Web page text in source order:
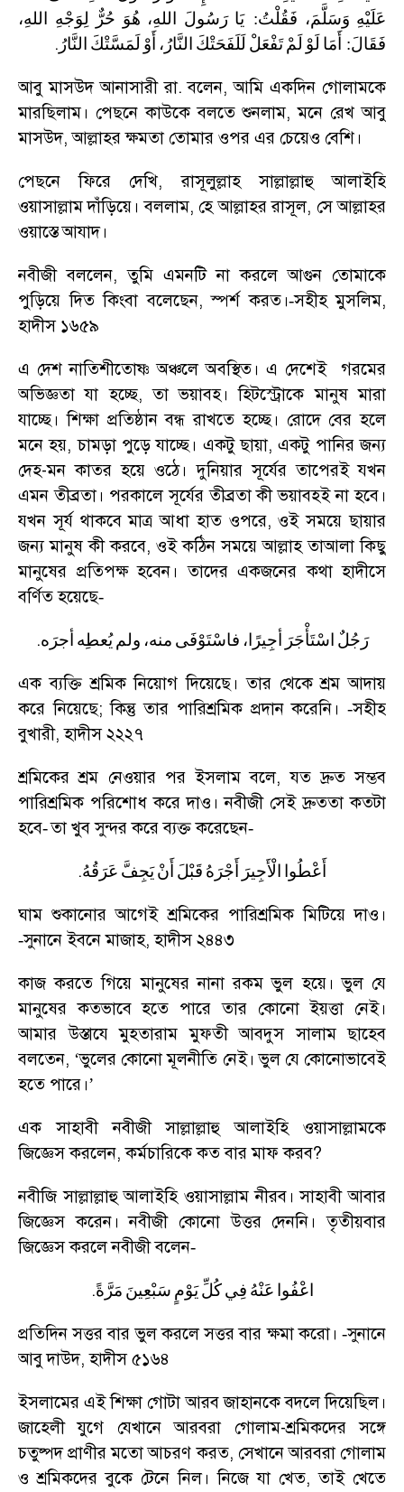
عَلَيْهِ وَسَلَّمَ، فَقُلْتُ:يَا رَسُولَ اللهِ، هُوَ حُرٌّ لِوَجْهِ
اللهِ،
فَقَالَ: أَمَا لَوْ لَمْ تَفْعَلْ لَلَفَحَتْكَ النَّارُ، أَوْ لَمَسَّتْكَ النَّارُ .
আবু মাসউদ আনাসারী রা. বলেন,আমি একদিন গোলামকে
মারছিলাম। পেছনে কাউকে বলতে শুনলাম,মনে রেখ আবু
মাসউদ,আল্লাহর ক্ষমতা তোমার ওপর এর চেয়েও বেশি।
পেছনে ফিরে দেখি,রাসূলুল্লাহ সাল্লাল্লাহু আলাইহি
ওয়াসাল্লাম দাঁড়িয়ে। বললাম, হে আল্লাহর রাসূল, সে আল্লাহর
ওয়াস্তে আযাদ।
নবীজী বললেন,তুমি এমনটি না করলে আগুন তোমাকে
পুড়িয়ে দিত কিংবা বলেছেন,স্পর্শ করত।-সহীহ মুসলিম,
হাদীস ১৬৫৯
এ দেশ নাতিশীতোষ্ণ অঞ্চলে অবস্থিত। এ দেশেই গরমের
অভিজ্ঞতা যা হচ্ছে,তা ভয়াবহ। হিটস্ট্রোকে মানুষ মারা
যাচ্ছে। শিক্ষা প্রতিষ্ঠান বন্ধ রাখতে হচ্ছে। রোদে বের হলে
মনে হয়,চামড়া পুড়ে যাচ্ছে। একটু ছায়া,একটু পানির জন্য
দেহ-মন কাতর হয়ে ওঠে। দুনিয়ার সূর্যের তাপেরই যখন
এমন তীব্রতা। পরকালে সূর্যের তীব্রতা কী ভয়াবহই না হবে।
যখন সূর্য থাকবে মাত্র আধা হাত ওপরে,ওই সময়ে ছায়ার
জন্য মানুষ কী করবে, ওই কঠিন সময়ে আল্লাহ তাআলা কিছু
মানুষের প্রতিপক্ষ হবেন। তাদের একজনের কথা হাদীসে
বর্ণিত হয়েছে-
رَجُلٌ اسْتَأْجَرَ أجِيرًا، فاسْتَوْفَى منه، ولم يُعطِه أجرَه.
এক ব্যক্তি শ্রমিক নিয়োগ দিয়েছে। তার থেকে শ্রম আদায়
করে নিয়েছে;কিন্তু তার পারিশ্রমিক প্রদান করেনি।-সহীহ
বুখারী,হাদীস ২২২৭
শ্রমিকের শ্রম নেওয়ার পর ইসলাম বলে,যত দ্রুত সম্ভব
পারিশ্রমিক পরিশোধ করে দাও। নবীজী সেই দ্রুততা কতটা
হবে-তা খুব সুন্দর করে ব্যক্ত করেছেন-
أَعْطُوا الْأَجِيرَ أَجْرَهُ قَبْلَ أَنْيَجِفَّ عَرَقُهُ.
ঘাম শুকানোর আগেই শ্রমিকের পারিশ্রমিক মিটিয়ে দাও।
-সুনানে ইবনে মাজাহ,হাদীস ২৪৪৩
কাজ করতে গিয়ে মানুষের নানা রকম ভুল হয়ে। ভুল যে
মানুষের কতভাবে হতে পারে তার কোনো ইয়ত্তা নেই।
আমার উস্তাযে মুহতারাম মুফতী আবদুস সালাম ছাহেব
বলতেন, ‘ভুলের কোনো মূলনীতি নেই। ভুল যে কোনোভাবেই
হতে পারে।’
এক সাহাবী নবীজী সাল্লাল্লাহু আলাইহি ওয়াসাল্লামকে
জিজ্ঞেস করলেন,কর্মচারিকে কত বার মাফ করব?
নবীজি সাল্লাল্লাহু আলাইহি ওয়াসাল্লাম নীরব। সাহাবী আবার
জিজ্ঞেস করেন। নবীজী কোনো উত্তর দেননি। তৃতীয়বার
জিজ্ঞেস করলে নবীজী বলেন-
اعْفُوا عَنْهُ فِي كُلِّ يَوْمٍ سَبْعِينَ مَرَّةً.
প্রতিদিন সত্তর বার ভুল করলে সত্তর বার ক্ষমা করো। -সুনানে
আবু দাউদ,হাদীস ৫১৬৪
ইসলামের এই শিক্ষা গোটা আরব জাহানকে বদলে দিয়েছিল।
জাহেলী যুগে যেখানে আরবরা গোলাম-শ্রমিকদের সঙ্গে
চতুষ্পদ প্রাণীর মতো আচরণ করত, সেখানে আরবরা গোলাম
ও শ্রমিকদের বুকে টেনে নিল। নিজে যা খেত,তাই খেতে